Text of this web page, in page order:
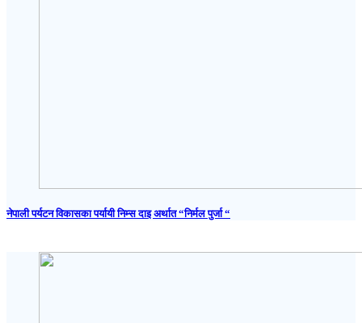
नेपाली पर्यटन विकासका पर्यायी निम्स दाइ अर्थात “निर्मल पुर्जा “